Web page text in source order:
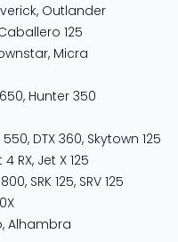
, Outlander
125
, Micra
, Hunter 350
550, DTX 360, Skytown 125
4 RX, Jet X 125
800, SRK 125, SRV 125
, Alhambra